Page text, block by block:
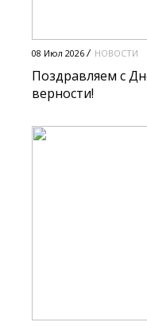
08 Июл 2026 НОВОСТИ
Поздравляем с
верности!